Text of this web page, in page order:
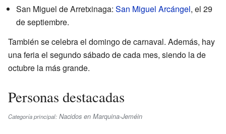
San Miguel de Arretxinaga: San Miguel Arcángel, el 29
de septiembre.
También se celebra el domingo de carnaval. Además, hay
una feria el segundo sábado de cada mes, siendo la de
octubre la más grande.
Personas destacadas
Categoría principal: Nacidos en Marquina-Jeméin